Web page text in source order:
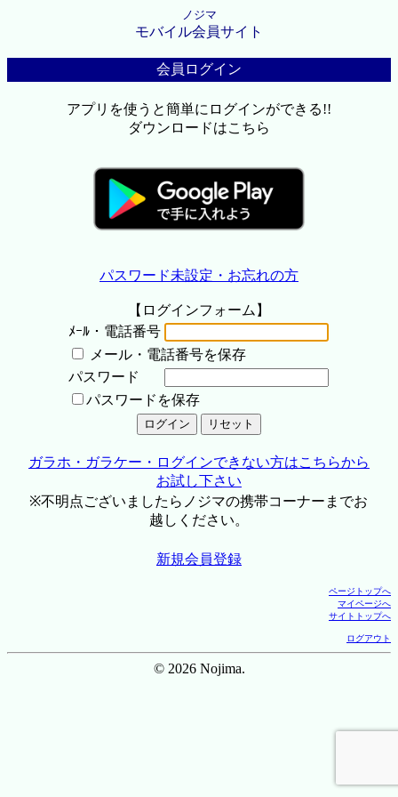
ノジマ
モバイル会員サイト
会員ログイン
アプリを使うと簡単にログインができる!!
ダウンロードはこちら
パスワード未設定・お忘れの方
【ログインフォーム】
ﾒｰﾙ・電話番号
メール・電話番号を保存
パスワード
パスワードを保存
ガラホ・ガラケー・ログインできない方はこちらから
お試し下さい
※不明点ございましたらノジマの携帯コーナーまでお
越しください。
新規会員登録
ページトップへ
マイページへ
サイトトップへ
ログアウト
© 2026 Nojima.